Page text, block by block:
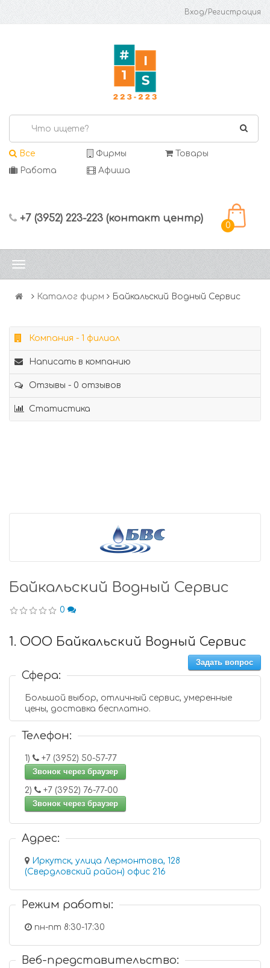
Вход/Регистрация
Все Фирмы
Товары
Работа
Афиша
+7 (3952) 223-223 (контакт центр)
0
Каталог фирм Байкальский Водный Сервис
Компания - 1 филиал
Написать в компанию
Отзывы - 0 отзывов
Статистика
Байкальский Водный Сервис
0
1. ООО Байкальский Водный Сервис
Задать вопрос
Сфера:
Большой выбор, отличный сервис, умеренные
цены, доставка бесплатно.
Телефон:
1)
+7 (3952) 50-57-77
Звонок через браузер
2)
+7 (3952) 76-77-00
Звонок через браузер
Адрес:
Иркутск, улица Лермонтова, 128
(Свердловский район) офис 216
Режим работы:
пн-пт 8:30-17:30
Веб-представительство: